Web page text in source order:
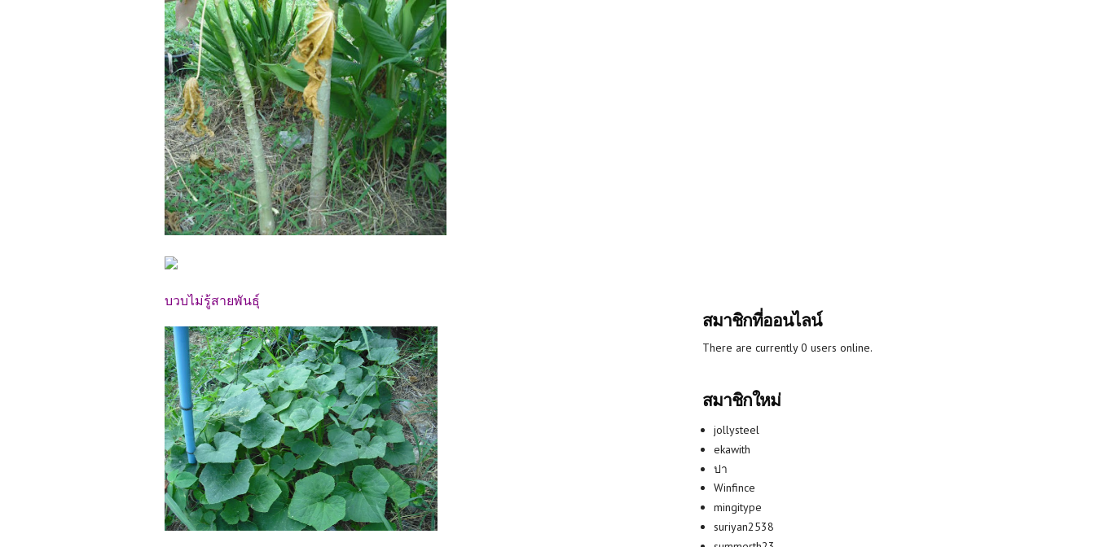
บวบไม่รู้สายพันธุ์
สมาชิกที่ออนไลน์
There are currently 0 users online.
สมาชิกใหม่
jollysteel
ekawith
ปา
Winfince
mingitype
suriyan2538